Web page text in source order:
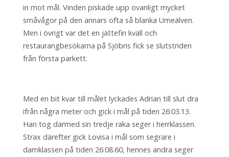
in mot mål. Vinden piskade upp ovanligt mycket
småvågor på den annars ofta så blanka Umeälven.
Men i övrigt var det en jättefin kväll och
restaurangbesökarna på Sjöbris fick se slutstriden
från första parkett.
Med en bit kvar till målet lyckades Adrian till slut dra
ifrån några meter och gick i mål på tiden 26:03.13.
Han tog därmed sin tredje raka seger i herrklassen.
Strax därefter gick Lovisa i mål som segrare i
damklassen på tiden 26:08.60, hennes andra seger